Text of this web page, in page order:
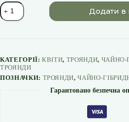
Троянда
Прімадонна
(Prima
Додати в
КАТЕГОРІЇ:КВІТИ, ТРОЯНДИ, ЧАЙНО-
ТРОЯНДИ
ПОЗНАЧКИ: ТРОЯНДИ,ЧАЙНО-
Гарантовано безпечна